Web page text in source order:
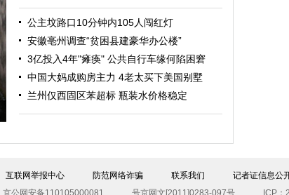
公主坟路口10分钟内105人闯红灯
安徽亳州调查“贫困县建豪华办公楼”
3亿投入4年"瘫痪" 公共自行车缘何陷困窘
中国大妈成购房主力 4老太买下美国别墅
兰州仅西固区苯超标 瓶装水价格稳定
互联网举报中心 防范网络诈骗 联系我们
记者证信息公
京公网安备110105000081 号京网文[2011]0283-097号 ICP：